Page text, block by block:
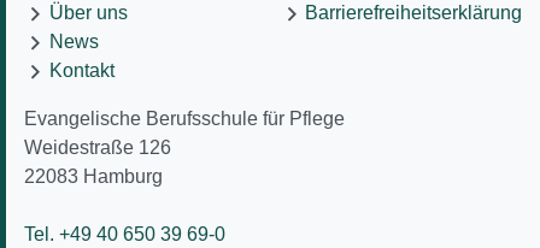
Über uns
News
Kontakt
Barrierefreiheitserklärung
Evangelische Berufsschule für Pflege
Weidestraße 126
22083 Hamburg
Tel. +49 40 650 39 69-0